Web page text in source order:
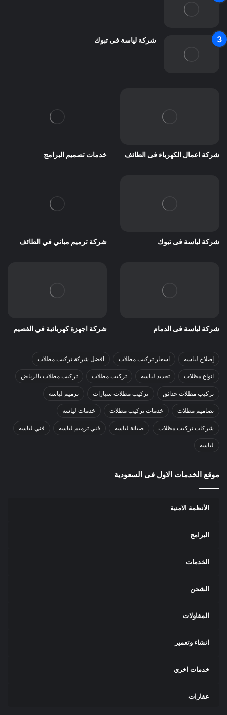
شركة لياسة فى تبوك
شركة اعمال الكهرباء فى الطائف خدمات تصميم البرامج
شركة لياسة فى تبوك شركة ترميم مباني في الطائف
شركة لياسة فى الدمام شركة اجهزة كهربائية في الفصيم
إصلاح لياسه اسعار تركيب مظلات افضل شركة تركيب مظلات
انواع مظلات تجديد لياسه تركيب مظلات تركيب مظلات بالرياض
تركيب مظلات حدائق تركيب مظلات سيارات ترميم لياسه
تصاميم مظلات خدمات تركيب مظلات خدمات لياسه
شركات تركيب مظلات صيانة لياسه فني ترميم لياسه فني لياسه
لياسه
موقع الخدمات الاول فى السعودية
الأنظمة الامنية
البرامج
الخدمات
الشحن
المقاولات
انشاء وتعمير
خدمات اخري
عقارات